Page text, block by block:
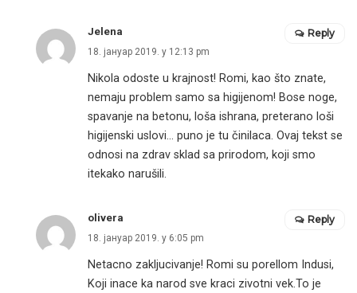
Jelena
18. јануар 2019. у 12:13 pm
Nikola odoste u krajnost! Romi, kao što znate,
nemaju problem samo sa higijenom! Bose noge,
spavanje na betonu, loša ishrana, preterano loši
higijenski uslovi… puno je tu činilaca. Ovaj tekst se
odnosi na zdrav sklad sa prirodom, koji smo
itekako narušili.
Reply
olivera
18. јануар 2019. у 6:05 pm
Netacno zakljucivanje! Romi su porellom Indusi,
Koji inace ka narod sve kraci zivotni vek.To je
Reply